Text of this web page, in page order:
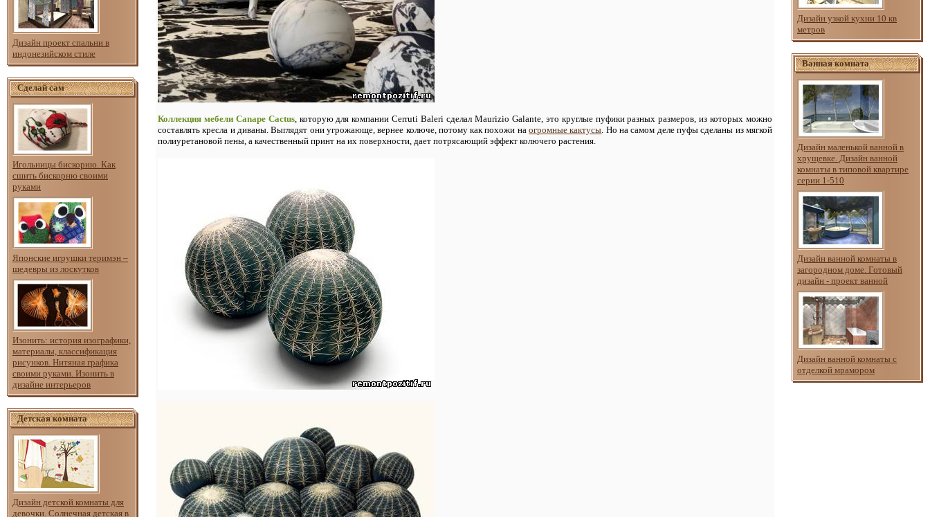
Дизайн проект спальни в
индонезийском стиле
Сделай сам
Игольницы бискорню. Как
сшить бискорню своими
руками
Японские игрушки теримэн –
шедевры из лоскутков
Изонить: история изографики,
материалы, классификация
рисунков. Нитяная графика
своими руками. Изонить в
дизайне интерьеров
Детская комната
Дизайн детской комнаты для
девочки. Солнечная детская в
Коллекция мебели Canape Cactus, которую для компании Cerruti Baleri сделал Maurizio Galante, это круглые пуфики разных размеров, из которых можно
составлять кресла и диваны. Выглядят они угрожающе, вернее колюче, потому как похожи наогромные кактусы . Но на самом деле пуфы сделаны из мягкой
полиуретановой пены, а качественный принт на их поверхности, дает потрясающий эффект колючего растения.
Дизайн узкой кухни 10 кв
метров
Ванная комната
Дизайн маленькой ванной в
хрущевке. Дизайн ванной
комнаты в типовой квартире
серии 1-510
Дизайн ванной комнаты в
загородном доме. Готовый
дизайн - проект ванной
Дизайн ванной комнаты с
отделкой мрамором